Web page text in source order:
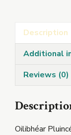
Description
Additional
Reviews (0)
Oilibhéar